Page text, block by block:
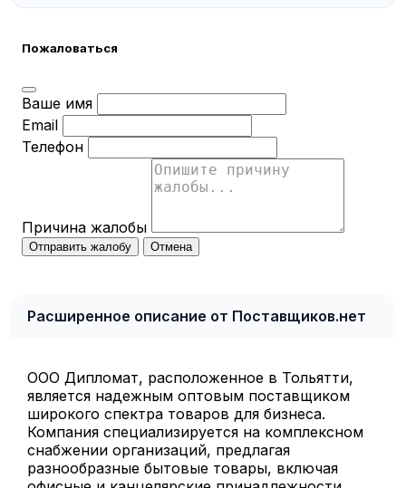
Пожаловаться
Ваше имя
Email
Телефон
Причина жалобы
Отправить жалобу Отмена
Расширенное описание от Поставщиков.нет
ООО Дипломат, расположенное в Тольятти,
является надежным оптовым поставщиком
широкого спектра товаров для бизнеса.
Компания специализируется на комплексном
снабжении организаций, предлагая
разнообразные бытовые товары, включая